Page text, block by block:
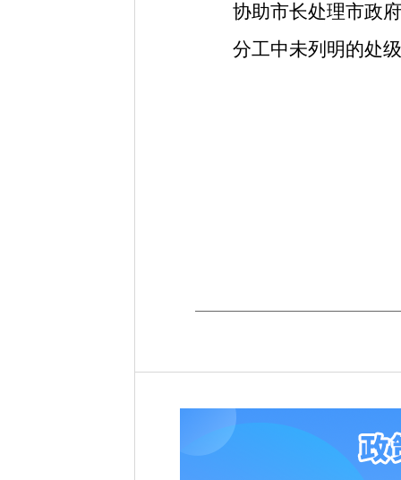
协助市长处理市政府
分工中未列明的处级